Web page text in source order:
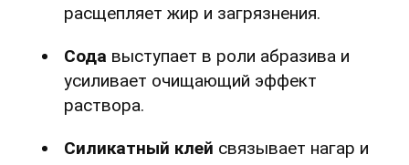
расщепляет жир и загрязнения.
Сода выступает в роли абразива и
усиливает очищающий эффект
раствора.
Силикатный клей связывает нагар и